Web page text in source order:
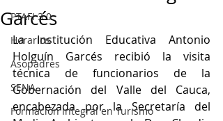
PTAFI 3.0
Horarios
Asopadres
SENA
Formación Integral en Turismo
Garcés
La Institución Educativa Antonio
Holguín Garcés recibió la visita
técnica de funcionarios de la
Gobernación del Valle del Cauca,
encabezada por la Secretaría del